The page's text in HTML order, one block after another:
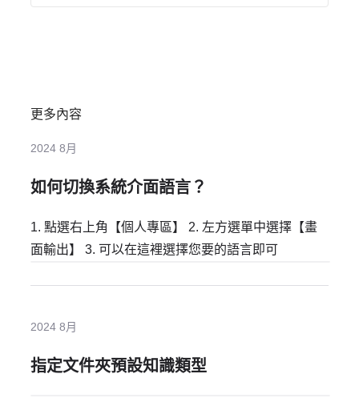
更多內容
2024 8月
如何切換系統介面語言？
1. 點選右上角【個人專區】 2. 左方選單中選擇【畫
面輸出】 3. 可以在這裡選擇您要的語言即可
2024 8月
指定文件夾預設知識類型